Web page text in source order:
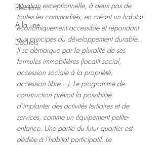
Élections
A la une
Déchets
situation exceptionnelle, à deux pas de
toutes les commodités, en créant un habitat
économiquement accessible et répondant
aux principes du développement durable.
Il se démarque par la pluralité de ses
formules immobilières (locatif social,
accession sociale à la propriété,
accession libre…). Le programme de
construction prévoit la possibilité
d’implanter des activités tertiaires et de
services, comme un équipement petite-
enfance. Une partie du futur quartier est
dédiée à l'habitat participatif. Le